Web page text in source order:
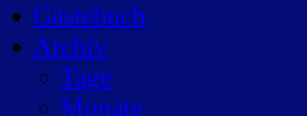
Gästebuch
Archiv
Tage
Monate